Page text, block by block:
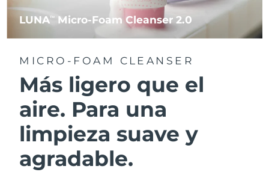
LUNATM Micro-Foam Cleanser 2.0
MICRO-FOAM CLEANSER
Más ligero que el
aire. Para una
limpieza suave y
agradable.